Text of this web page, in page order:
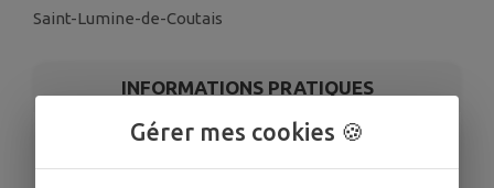
Saint-Lumine-de-Coutais
INFORMATIONS PRATIQUES
Gérer mes cookies 🍪